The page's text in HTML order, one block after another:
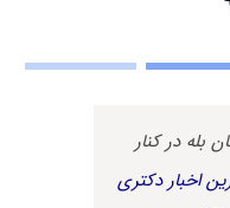
بله در کنار
اخبار دکتری